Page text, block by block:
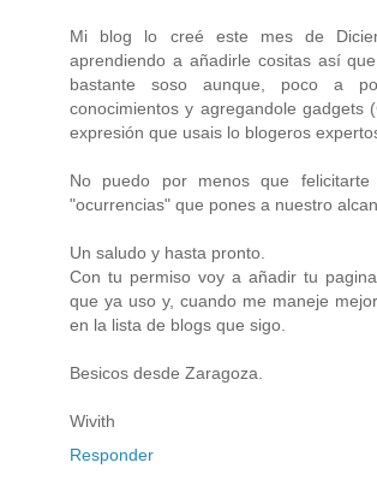
Mi blog lo creé este mes de
aprendiendo a añadirle cositas así
bastante soso aunque, poco a
conocimientos y agregandole gadgets
expresión que usais lo blogeros
No puedo por menos que
"ocurrencias" que pones a nuestro
Un saludo y hasta pronto.
Con tu permiso voy a añadir tu
que ya uso y, cuando me maneje
en la lista de blogs que sigo.
Besicos desde Zaragoza.
Wivith
Responder